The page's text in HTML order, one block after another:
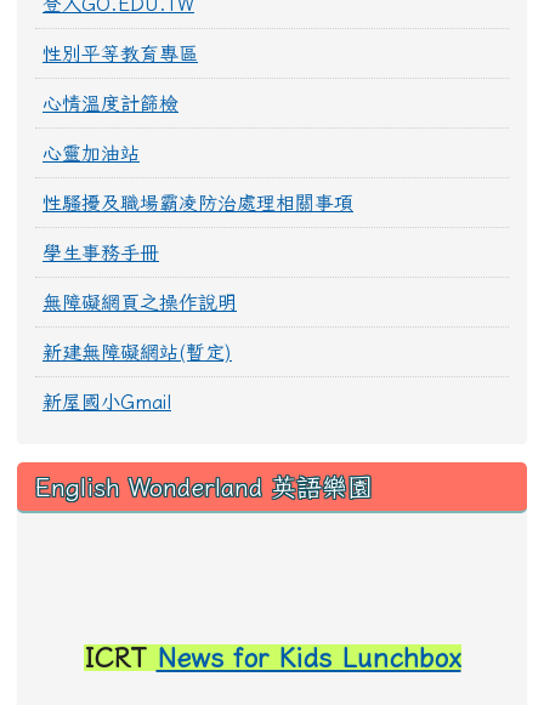
性別平等教育專區
心情溫度計篩檢
心靈加油站
性騷擾及職場霸凌防治處理相關事項
學生事務手冊
無障礙網頁之操作說明
新建無障礙網站(暫定)
新屋國小Gmail
English Wonderland 英語樂園
ICRT News for Kids Lunchbox